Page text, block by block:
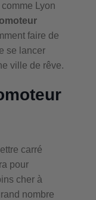
Lyon
faire de
se lancer
ville de rêve.
carré
pour
cher à
nombre